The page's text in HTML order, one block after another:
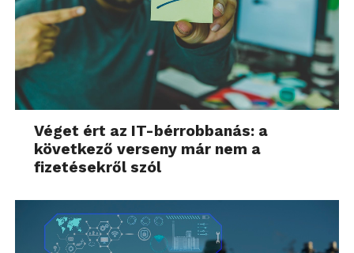
egyedülálló módon egy integrált mobilitási
ökoszisztémát kínál, amely az elektromos hajtást, a
sokoldalú alkalmazhatóságot és a fejlett
kapcsolódási lehetőségeket egyesíti. Ez az
ökoszisztéma a szolgáltatásokat, az üzemeltetést és
a tulajdonlási élményt egyetlen, egységes
ügyfélélménybe integrálja, amelyet dedikált
szervizhálózat támogat.
2027-es, valamint a PV9 modell 2029-es
bevezetésével bővíti tovább, létrehozva ezzel a teljes
PBV modellpalettát. A vállalat több mint 40
Véget ért az IT-bérrobbanás: a
következő verseny már nem a
fizetésekről szól